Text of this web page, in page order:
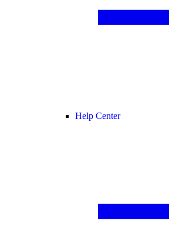
Help Center